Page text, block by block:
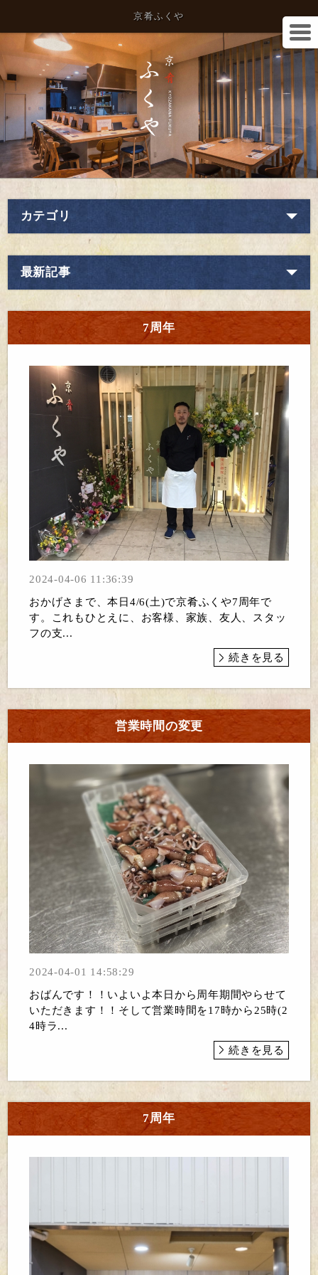
京肴ふくや
カテゴリ
最新記事
7周年
2024-04-06 11:36:39
おかげさまで、本日4/6(土)で京肴ふくや7周年で
す。これもひとえに、お客様、家族、友人、スタッ
フの支...
続きを見る
営業時間の変更
2024-04-01 14:58:29
おばんです！！いよいよ本日から周年期間やらせて
いただきます！！そして営業時間を17時から25時(2
4時ラ...
続きを見る
7周年